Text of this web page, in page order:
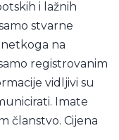
i lažnih
stvarne
na
registrovanim
vidljivi su
Imate
članstvo. Cijena